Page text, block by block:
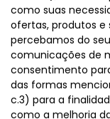
como suas
ofertas, produtos e
percebamos do
comunicações de
consentimento
das formas
c.3) para a
como a melhoria